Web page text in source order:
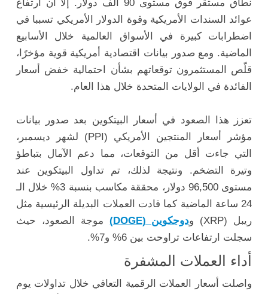
نطاق مستقر فوق مستوى 90 ألف دولار. إلا أن ارتفاع
عوائد السندات الأمريكية وقوة الدولار الأمريكي تسببا في
اضطرابات كبيرة في الأسواق العالمية خلال الأسابيع
الماضية. ومع صدور بيانات اقتصادية أمريكية قوية مؤخرًا،
قلّص المستثمرون توقعاتهم بشأن احتمالية خفض أسعار
الفائدة في الولايات المتحدة خلال هذا العام.
تعزز هذا الصعود في أسعار البيتكوين بعد صدور بيانات
مؤشر أسعار المنتجين الأمريكي (PPI) لشهر ديسمبر،
التي جاءت أقل من التوقعات، مما دعم الآمال بتباطؤ
وتيرة التضخم. ونتيجة لذلك، تم تداول البيتكوين عند
مستوى 96,500 دولار، محققة مكاسب بنسبة 3% خلال الـ
24 ساعة الماضية كما قادت العملات البديلة الرئيسية مثل
ريبل (XRP) و
دوجكوين (DOGE)
موجة الصعود، حيث
سجلت ارتفاعات تراوحت بين 6% و7%.
أداء العملات المشفرة
واصلت أسعار العملات الرقمية التعافي خلال تداولات يوم